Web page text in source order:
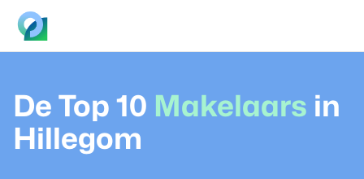
De Top 10 Makelaars in
Hillegom